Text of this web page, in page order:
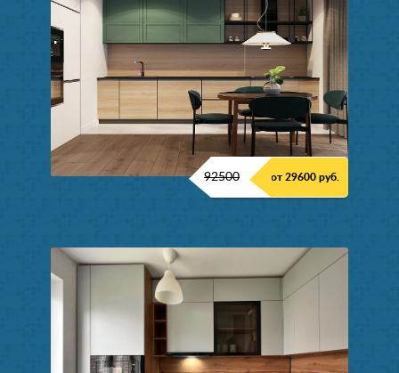
92500 от 29600 руб.